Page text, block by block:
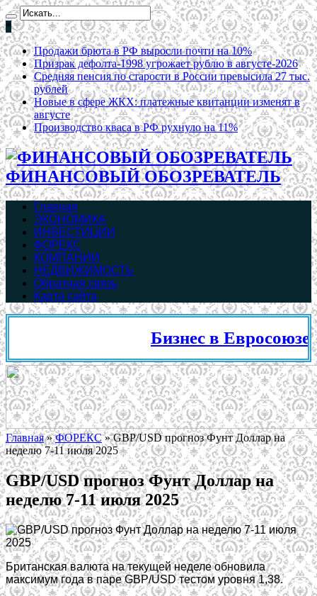
*
Продажи брюта в РФ выросли почти на 10%
Призрак дефолта-1998 угрожает рублю в августе-2026
Средняя пенсия по старости в России превысила 27 тыс.
рублей
Новые в сфере ЖКХ: платежные квитанции изменят в
августе
Производство кваса в РФ рухнуло на 11%
ФИНАНСОВЫЙ ОБОЗРЕВАТЕЛЬ
Главная
ЭКОНОМИКА
ИНВЕСТИЦИИ
ФОРЕКС
КОМПАНИИ
НЕДВИЖИМОСТЬ
Обратная связь
Карта сайта
Бизнес в Евросоюзе,
Главная»ФОРЕКС»GBP/USD прогноз Фунт Доллар на
неделю 7-11 июля 2025
GBP/USD прогноз Фунт Доллар на
неделю 7-11 июля 2025
Британская валюта на текущей неделе обновила
максимум года в паре GBP/USD тестом уровня 1,38.